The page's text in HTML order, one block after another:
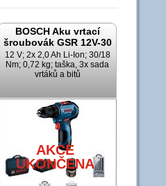
BOSCH Aku vrtací
šroubovák GSR 12V-30
12 V; 2x 2,0 Ah Li-Ion; 30/18
Nm; 0,72 kg; taška, 3x sada
vrtáků a bitů
AKCE
UKONČENA